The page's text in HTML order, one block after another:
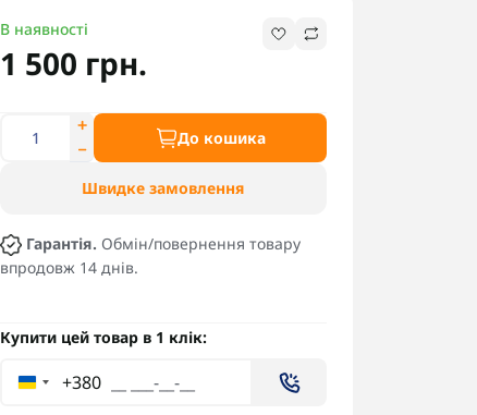
В наявності
1 500 грн.
До кошика
Швидке замовлення
Гарантія. Обмін/повернення товару
впродовж 14 днів.
Купити цей товар в 1 клік:
+380